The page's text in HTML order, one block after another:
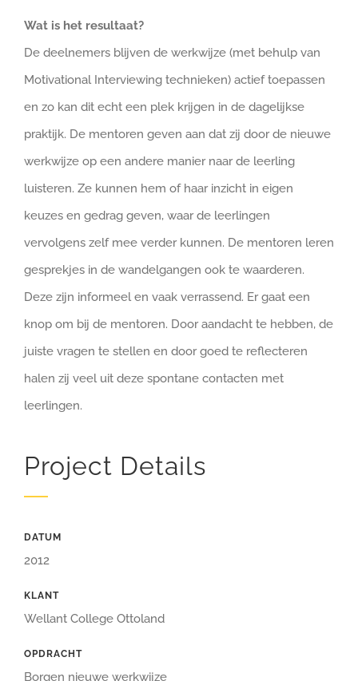
Wat is het resultaat?
De deelnemers blijven de werkwijze (met behulp van
Motivational Interviewing technieken) actief toepassen
en zo kan dit echt een plek krijgen in de dagelijkse
praktijk. De mentoren geven aan dat zij door de nieuwe
werkwijze op een andere manier naar de leerling
luisteren. Ze kunnen hem of haar inzicht in eigen
keuzes en gedrag geven, waar de leerlingen
vervolgens zelf mee verder kunnen. De mentoren leren
gesprekjes in de wandelgangen ook te waarderen.
Deze zijn informeel en vaak verrassend. Er gaat een
knop om bij de mentoren. Door aandacht te hebben, de
juiste vragen te stellen en door goed te reflecteren
halen zij veel uit deze spontane contacten met
leerlingen.
Project Details
DATUM
2012
KLANT
Wellant College Ottoland
OPDRACHT
Borgen nieuwe werkwijze